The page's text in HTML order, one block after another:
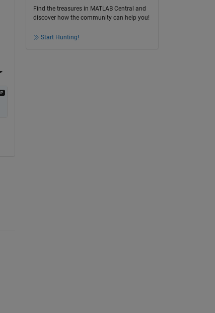
Find the treasures in MATLAB Central and
discover how the community can help you!
Start Hunting!